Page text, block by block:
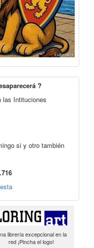
?
las Intituciones
si y otro también
librería excepcional en la
red ¡Pincha el logo!